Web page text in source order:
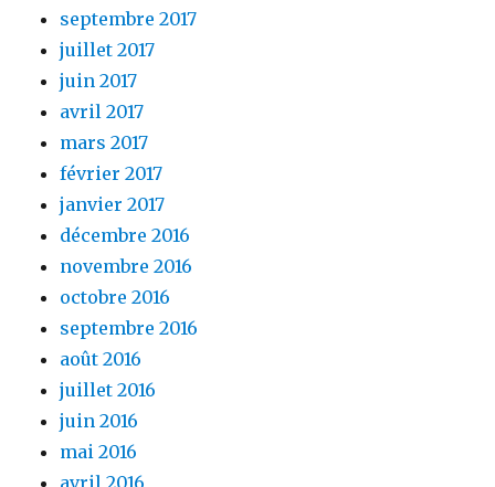
septembre 2017
juillet 2017
juin 2017
avril 2017
mars 2017
février 2017
janvier 2017
décembre 2016
novembre 2016
octobre 2016
septembre 2016
août 2016
juillet 2016
juin 2016
mai 2016
avril 2016